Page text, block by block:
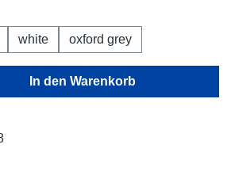
white oxford grey
gewünschten Wert ein
In den Warenkorb